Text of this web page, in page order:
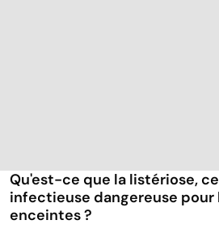
Qu'est-ce que la listériose,
infectieuse dangereuse pour
enceintes ?